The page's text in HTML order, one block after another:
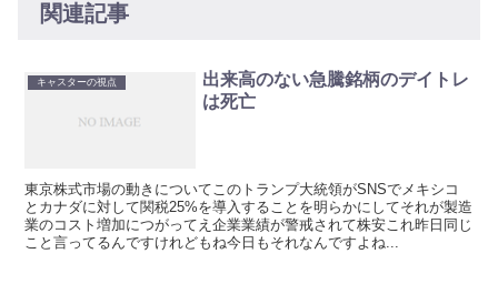
関連記事
キャスターの視点
出来高のない急騰銘柄のデイトレ
は死亡
東京株式市場の動きについてこのトランプ大統領がSNSでメキシコ
とカナダに対して関税25%を導入することを明らかにしてそれが製造
業のコスト増加につがってえ企業業績が警戒されて株安これ昨日同じ
こと言ってるんですけれどもね今日もそれなんですよね...